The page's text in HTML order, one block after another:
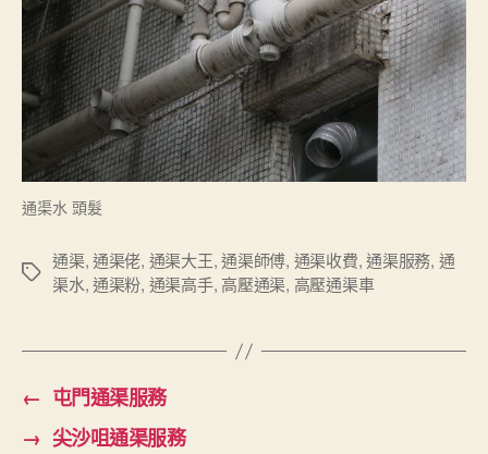
通渠水 頭髮
Tags
通渠,通渠佬, 通渠大王,通渠師傅, 通渠收費,通渠服務, 通
渠水,通渠粉, 通渠高手, 高壓通渠, 高壓通渠車
← 屯門通渠服務
→ 尖沙咀通渠服務